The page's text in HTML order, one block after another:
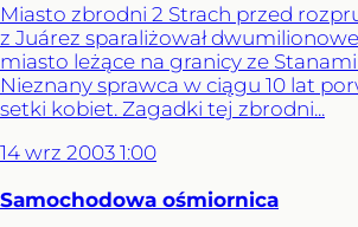
Miasto zbrodni 2 Strach przed
z Juárez sparaliżował
miasto leżące na granicy ze
Nieznany sprawca w ciągu 10 lat
setki kobiet. Zagadki tej zbrodni...
14 wrz 2003 1:00
Samochodowa ośmiornica